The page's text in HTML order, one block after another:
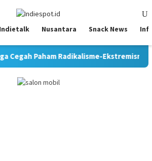
Indietalk Nusantara Snack News
Radikalisme-Ekstremisme, Kombes